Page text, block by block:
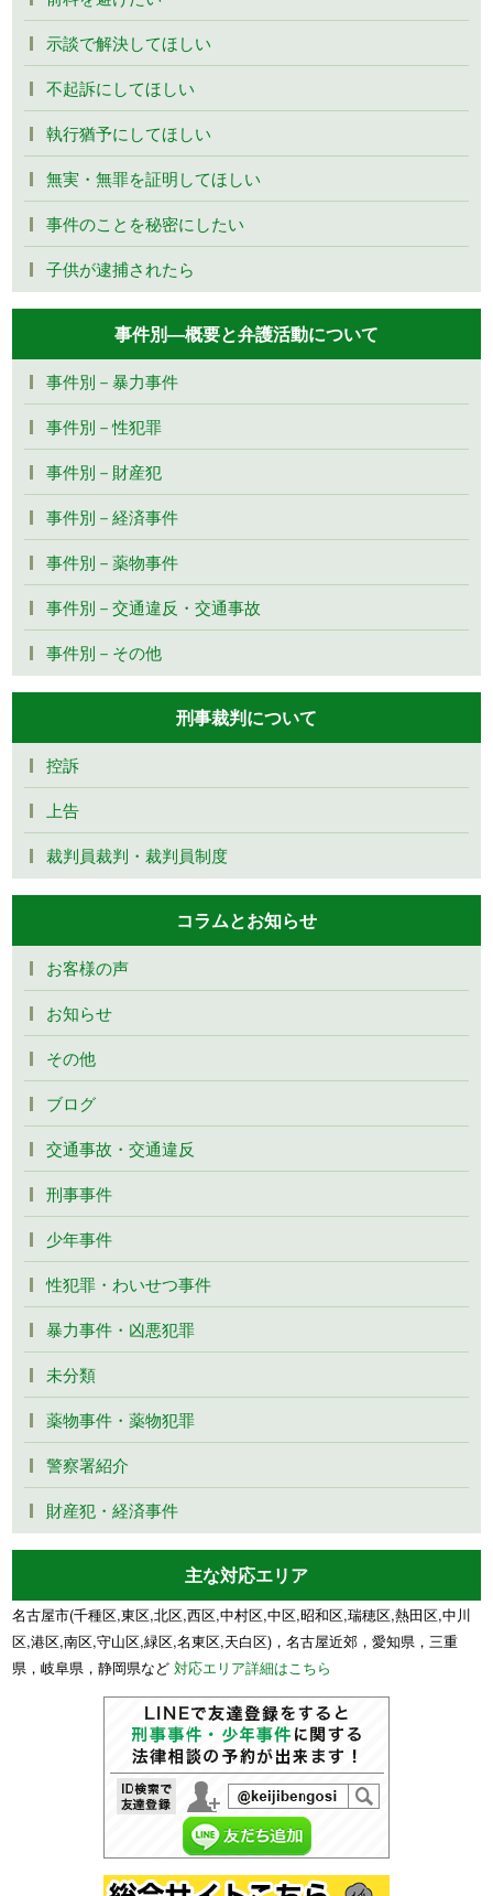
示談で解決してほしい
不起訴にしてほしい
執行猶予にしてほしい
無実・無罪を証明してほしい
事件のことを秘密にしたい
子供が逮捕されたら
事件別―概要と弁護活動について
事件別－暴力事件
事件別－性犯罪
事件別－財産犯
事件別－経済事件
事件別－薬物事件
事件別－交通違反・交通事故
事件別－その他
刑事裁判について
控訴
上告
裁判員裁判・裁判員制度
コラムとお知らせ
お客様の声
お知らせ
その他
ブログ
交通事故・交通違反
刑事事件
少年事件
性犯罪・わいせつ事件
暴力事件・凶悪犯罪
未分類
薬物事件・薬物犯罪
警察署紹介
財産犯・経済事件
主な対応エリア
名古屋市(千種区,東区,北区,西区,中村区,中区,昭和区,瑞穂区,熱田区,中川
区,港区,南区,守山区,緑区,名東区,天白区)，名古屋近郊，愛知県，三重
県，岐阜県，静岡県など対応エリア詳細はこちら